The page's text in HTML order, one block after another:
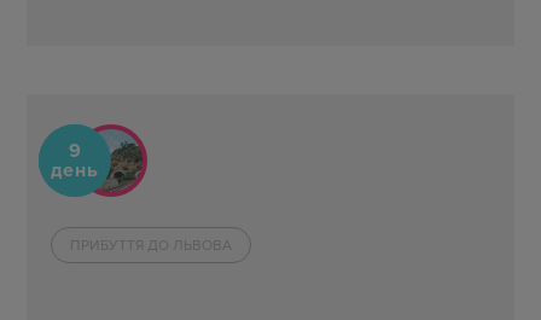
9
день
ПРИБУТТЯ ДО ЛЬВОВА